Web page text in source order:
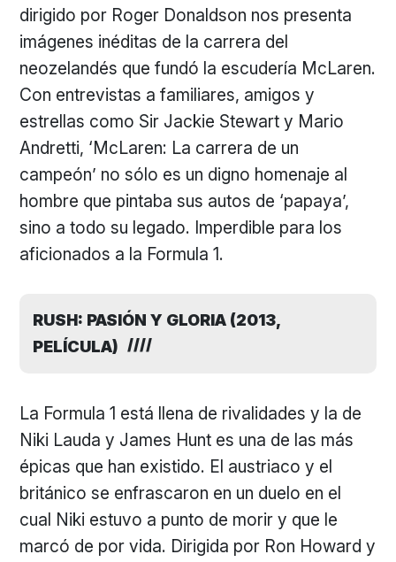
dirigido por Roger Donaldson nos presenta
imágenes inéditas de la carrera del
neozelandés que fundó la escudería McLaren.
Con entrevistas a familiares, amigos y
estrellas como Sir Jackie Stewart y Mario
Andretti, ‘McLaren: La carrera de un
campeón’ no sólo es un digno homenaje al
hombre que pintaba sus autos de ‘papaya’,
sino a todo su legado. Imperdible para los
aficionados a la Formula 1.
RUSH: PASIÓN Y GLORIA (2013,
PELÍCULA)
La Formula 1 está llena de rivalidades y la de
Niki Lauda y James Hunt es una de las más
épicas que han existido. El austriaco y el
británico se enfrascaron en un duelo en el
cual Niki estuvo a punto de morir y que le
marcó de por vida. Dirigida por Ron Howard y